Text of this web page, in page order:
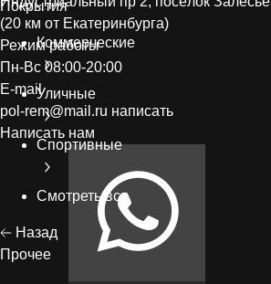
Покрытия
Коммерческие
Уличные
Спортивные
Смотреть все
Назад
Прочее
(20 км от Екатеринбурга)
Режим работы
Пн-Вс 08:00-20:00
E-mail
pol-rem@mail.ru написать
Написать нам